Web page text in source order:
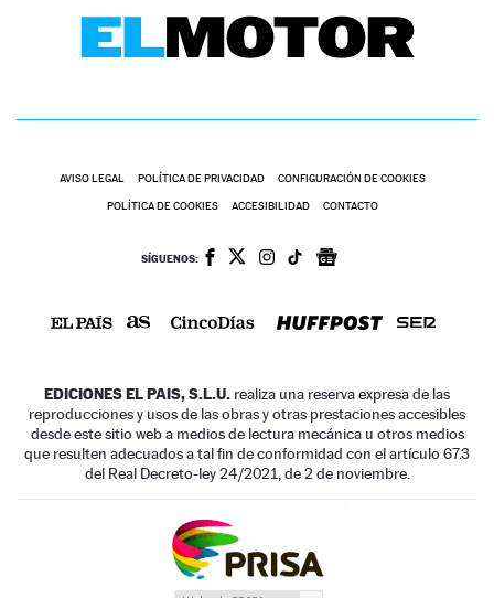
AVISO LEGAL POLÍTICA DE PRIVACIDAD CONFIGURACIÓN DE COOKIES
POLÍTICA DE COOKIES ACCESIBILIDAD CONTACTO
SÍGUENOS:
EDICIONES EL PAIS, S.L.U. realiza una reserva expresa de las
reproducciones y usos de las obras y otras prestaciones accesibles
desde este sitio web a medios de lectura mecánica u otros medios
que resulten adecuados a tal fin de conformidad con el artículo 67.3
del Real Decreto-ley 24/2021, de 2 de noviembre.